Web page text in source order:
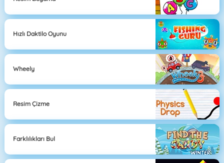
Hızlı Daktilo Oyunu
Wheely
Resim Çizme
Farklılıkları Bul